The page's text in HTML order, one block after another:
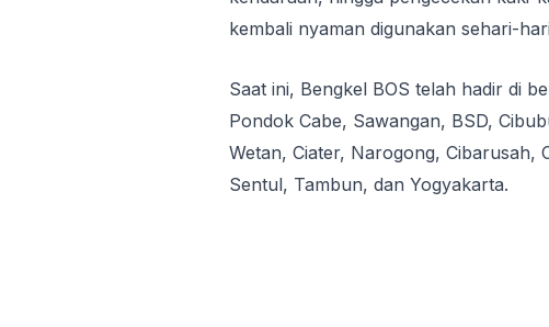
kembali nyaman digunakan sehari-
Saat ini, Bengkel BOS telah hadir di
Pondok Cabe, Sawangan, BSD,
Wetan, Ciater, Narogong, Cibarusah,
Sentul, Tambun, dan Yogyakarta.